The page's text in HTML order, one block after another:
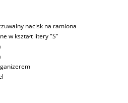
nacisk na ramiona
w kształt litery "S"